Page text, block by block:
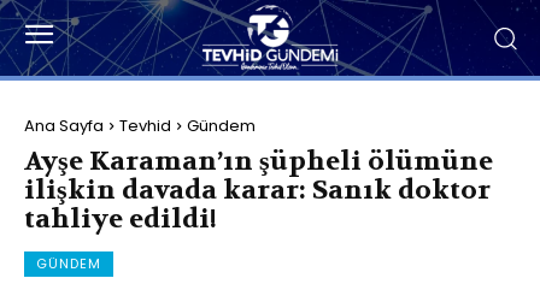
Ana Sayfa Tevhid Gündem
Ayşe Karaman’ın şüpheli ölümüne
ilişkin davada karar: Sanık doktor
tahliye edildi!
GÜNDEM